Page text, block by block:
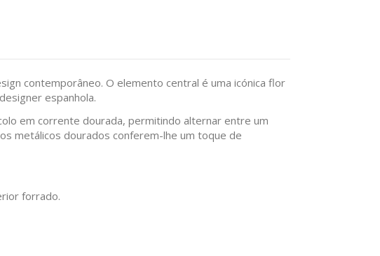
contemporâneo. O elemento central é uma icónica flor
espanhola.
em corrente dourada, permitindo alternar entre um
metálicos dourados conferem-lhe um toque de
forrado.